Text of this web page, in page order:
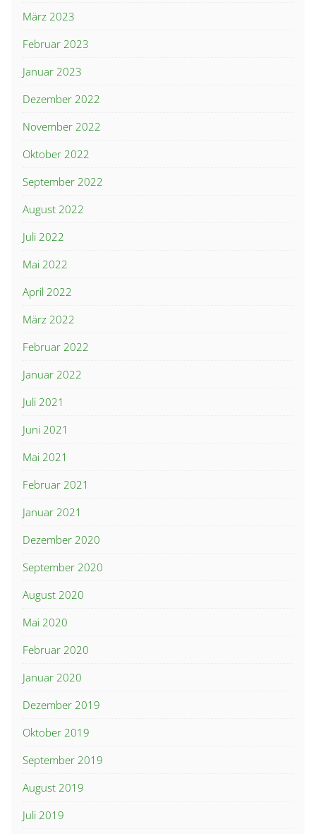
März 2023
Februar 2023
Januar 2023
Dezember 2022
November 2022
Oktober 2022
September 2022
August 2022
Juli 2022
Mai 2022
April 2022
März 2022
Februar 2022
Januar 2022
Juli 2021
Juni 2021
Mai 2021
Februar 2021
Januar 2021
Dezember 2020
September 2020
August 2020
Mai 2020
Februar 2020
Januar 2020
Dezember 2019
Oktober 2019
September 2019
August 2019
Juli 2019